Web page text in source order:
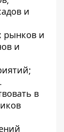
и
рынков и
и
в